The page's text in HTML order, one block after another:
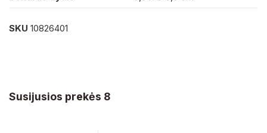
SKU 10826401
Susijusios prekės 8